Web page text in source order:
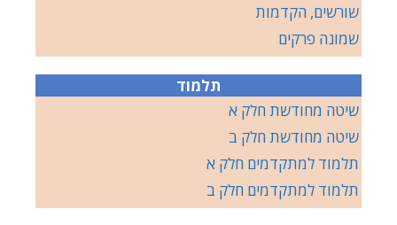
שורשים, הקדמות
שמונה פרקים
תלמוד
שיטה מחודשת חלק א
שיטה מחודשת חלק ב
תלמוד למתקדמים חלק א
תלמוד למתקדמים חלק ב